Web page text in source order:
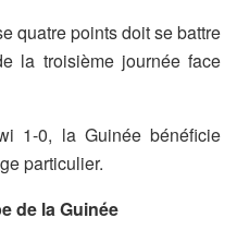
quatre points doit se battre
la troisième journée face
1-0, la Guinée bénéficie
particulier.
de la Guinée